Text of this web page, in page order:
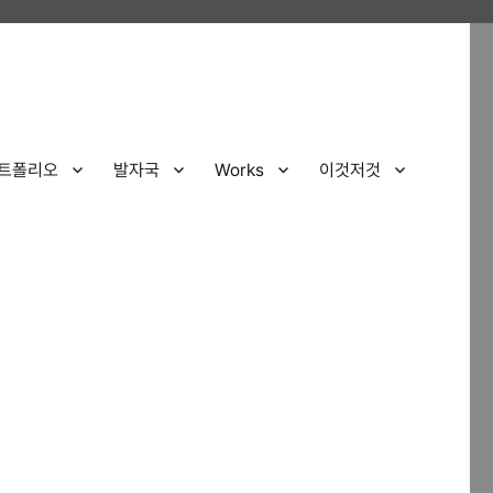
폴리오 발자국 Works 이것저것